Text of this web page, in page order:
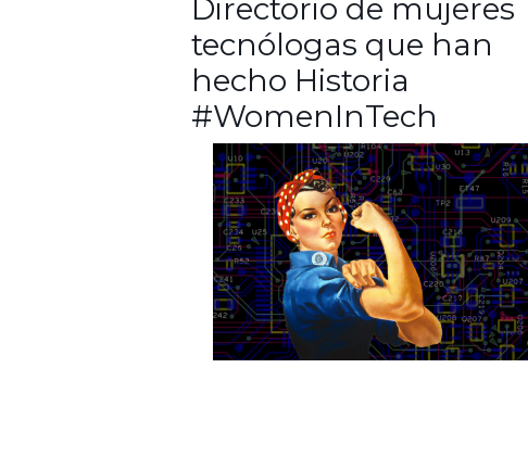
Directorio de mujeres
tecnólogas que han
hecho Historia
#WomenInTech